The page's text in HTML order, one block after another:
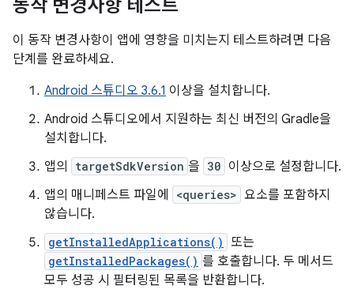
동작 변경사항 테스트
이 동작 변경사항이 앱에 영향을 미치는지 테스트하려면 다음
단계를 완료하세요.
Android 스튜디오 3.6.1 이상을 설치합니다.
Android 스튜디오에서 지원하는 최신 버전의 Gradle을
설치합니다.
앱의
targetSdkVersion 을 30 이상으로 설정합니다.
앱의 매니페스트 파일에
<queries> 요소를 포함하지
않습니다.
getInstalledApplications() 또는
getInstalledPackages() 를 호출합니다. 두 메서드
모두 성공 시 필터링된 목록을 반환합니다.